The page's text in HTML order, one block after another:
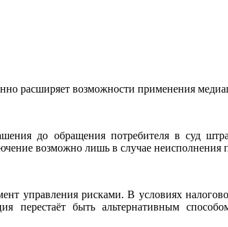
расширяет возможности применения
до обращения потребителя в суд
возможно лишь в случае неисполнения
управления рисками. В условиях
перестаёт быть альтернативным